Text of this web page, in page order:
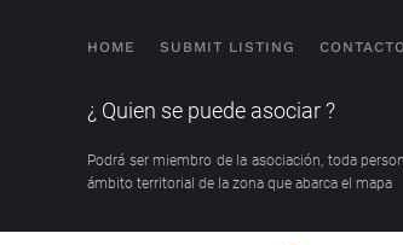
HOME SUBMIT LISTING CONTACTO
¿ Quien se puede asociar ?
Podrá ser miembro de la asociación, toda
ámbito territorial de la zona que abarca el mapa